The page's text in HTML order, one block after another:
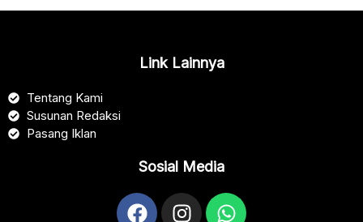
Link Lainnya
Tentang Kami
Susunan Redaksi
Pasang Iklan
Sosial Media